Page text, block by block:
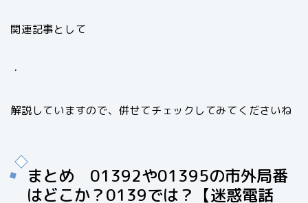
関連記事として
・
解説していますので、併せてチェックしてみてくださいね
まとめ 01392や01395の市外局番
はどこか？0139では？【迷惑電話